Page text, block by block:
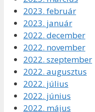
2023. február
2023. január
2022. december
2022. november
2022. szeptember
2022. augusztus
2022. július
2022. június
2022. május